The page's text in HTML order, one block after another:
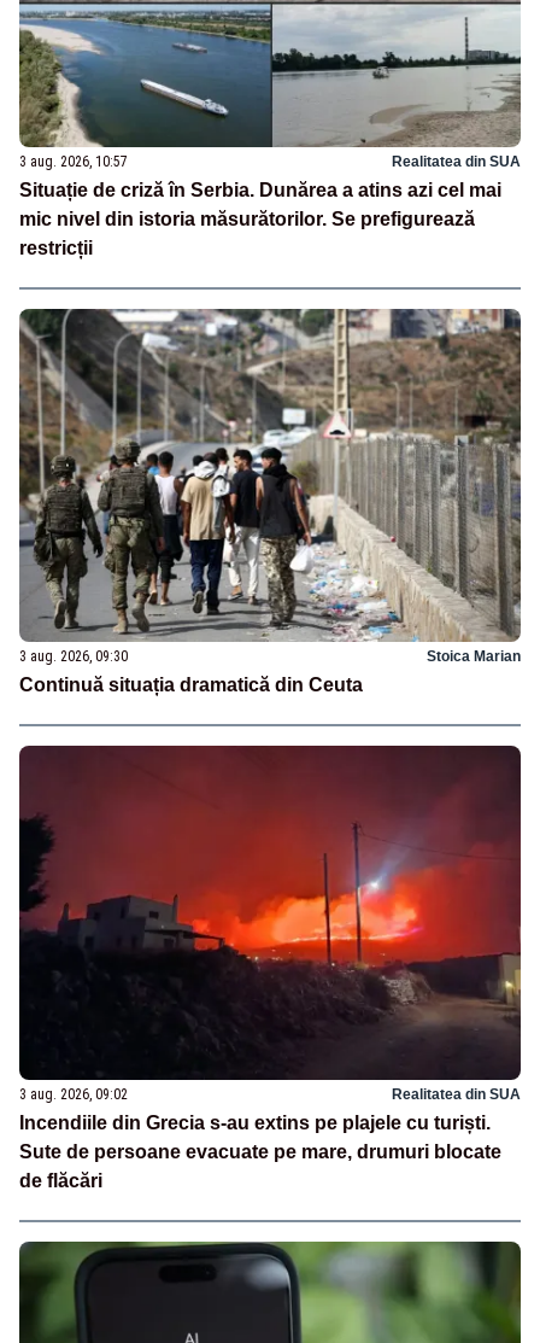
3 aug. 2026, 10:57 Realitatea din SUA
Situație de criză în Serbia. Dunărea a atins azi cel mai
mic nivel din istoria măsurătorilor. Se prefigurează
restricții
3 aug. 2026, 09:30 Stoica Marian
Continuă situația dramatică din Ceuta
3 aug. 2026, 09:02 Realitatea din SUA
Incendiile din Grecia s-au extins pe plajele cu turiști.
Sute de persoane evacuate pe mare, drumuri blocate
de flăcări